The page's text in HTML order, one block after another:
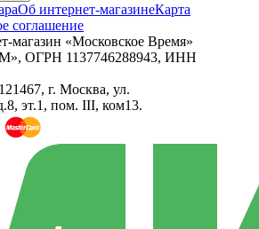
Об интернет-магазинеКарта
соглашение
магазин «Московское Время»
ОГРН 1137746288943, ИНН
г. Москва, ул.
эт.1, пом. III, ком13.